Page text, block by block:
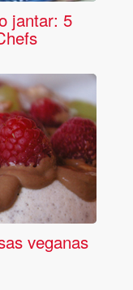
jantar: 5
veganas